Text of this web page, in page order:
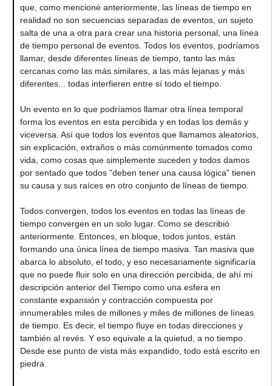
que, como mencioné anteriormente, las líneas de tiempo en
realidad no son secuencias separadas de eventos, un sujeto
salta de una a otra para crear una historia personal, una línea
de tiempo personal de eventos. Todos los eventos, podríamos
llamar, desde diferentes líneas de tiempo, tanto las más
cercanas como las más similares, a las más lejanas y más
diferentes... todas interfieren entre sí todo el tiempo.
Un evento en lo que podríamos llamar otra línea temporal
forma los eventos en esta percibida y en todas los demás y
viceversa. Así que todos los eventos que llamamos aleatorios,
sin explicación, extraños o más comúnmente tomados como
vida, como cosas que simplemente suceden y todos damos
por sentado que todos "deben tener una causa lógica" tienen
su causa y sus raíces en otro conjunto de líneas de tiempo.
Todos convergen, todos los eventos en todas las líneas de
tiempo convergen en un solo lugar. Como se describió
anteriormente. Entonces, en bloque, todos juntos, están
formando una única línea de tiempo masiva. Tan masiva que
abarca lo absoluto, el todo, y eso necesariamente significaría
que no puede fluir solo en una dirección percibida, de ahí mi
descripción anterior del Tiempo como una esfera en
constante expansión y contracción compuesta por
innumerables miles de millones y miles de millones de líneas
de tiempo. Es decir, el tiempo fluye en todas direcciones y
también al revés. Y eso equivale a la quietud, a no tiempo.
Desde ese punto de vista más expandido, todo está escrito en
piedra.